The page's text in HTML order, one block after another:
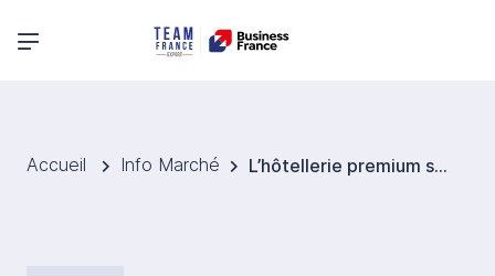
Menu principal
Accueil Info Marché L’hôtellerie premium séduit les investisseurs en Roumanie